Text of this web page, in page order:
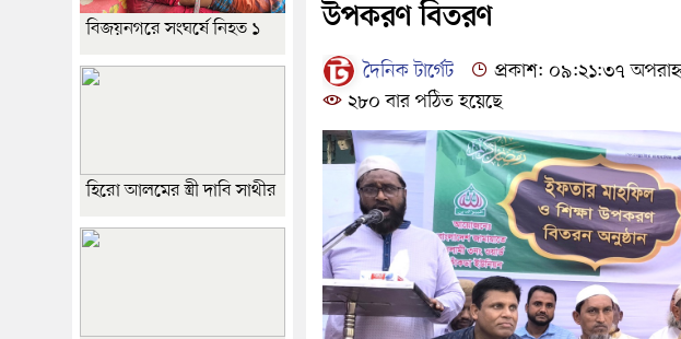
উপকরণ বিতরণ
দৈনিক টার্গেট
প্রকাশ: ০৯:২১:৩৭
২৮০ বার পঠিত হয়েছে
বিজয়নগরে সংঘর্ষে নিহত ১
হিরো আলমের স্ত্রী দাবি সাথীর